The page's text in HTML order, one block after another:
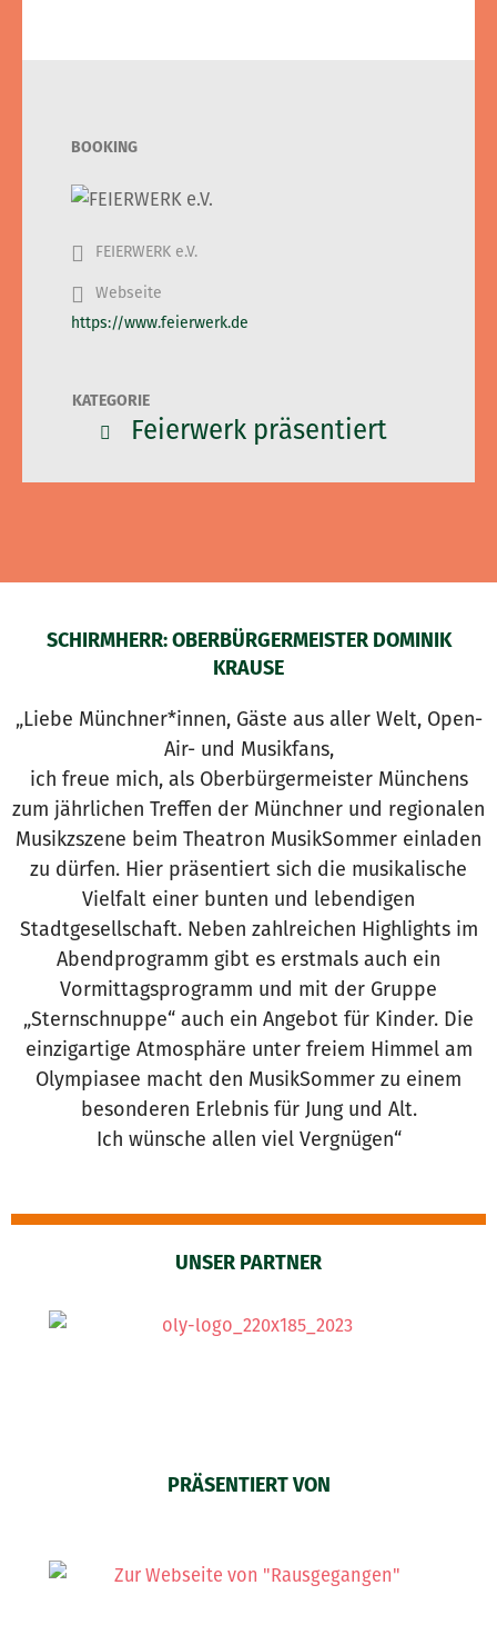
BOOKING
FEIERWERK e.V.
Webseite
https://www.feierwerk.de
KATEGORIE
Feierwerk präsentiert
SCHIRMHERR: OBERBÜRGERMEISTER DOMINIK
KRAUSE
„Liebe Münchner*innen, Gäste aus aller Welt, Open-
Air- und Musikfans,
ich freue mich, als Oberbürgermeister Münchens
zum jährlichen Treffen der Münchner und regionalen
Musikzszene beim Theatron MusikSommer einladen
zu dürfen. Hier präsentiert sich die musikalische
Vielfalt einer bunten und lebendigen
Stadtgesellschaft. Neben zahlreichen Highlights im
Abendprogramm gibt es erstmals auch ein
Vormittagsprogramm und mit der Gruppe
„Sternschnuppe“ auch ein Angebot für Kinder. Die
einzigartige Atmosphäre unter freiem Himmel am
Olympiasee macht den MusikSommer zu einem
besonderen Erlebnis für Jung und Alt.
Ich wünsche allen viel Vergnügen“
UNSER PARTNER
PRÄSENTIERT VON